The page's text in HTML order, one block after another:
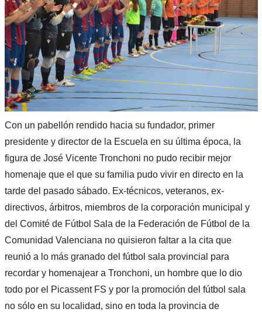
Con un pabellón rendido hacia su fundador, primer
presidente y director de la Escuela en su última época, la
figura de José Vicente Tronchoni no pudo recibir mejor
homenaje que el que su familia pudo vivir en directo en la
tarde del pasado sábado. Ex-técnicos, veteranos, ex-
directivos, árbitros, miembros de la corporación municipal y
del Comité de Fútbol Sala de la Federación de Fútbol de la
Comunidad Valenciana no quisieron faltar a la cita que
reunió a lo más granado del fútbol sala provincial para
recordar y homenajear a Tronchoni, un hombre que lo dio
todo por el Picassent FS y por la promoción del fútbol sala
no sólo en su localidad, sino en toda la provincia de